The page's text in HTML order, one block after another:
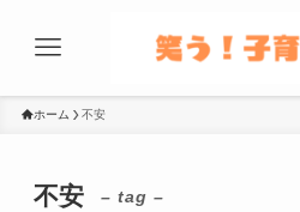
ホーム 不安
不安 – tag –